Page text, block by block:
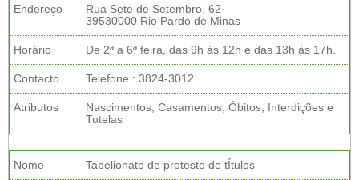
Endereço
Rua Sete de Setembro, 62
39530000 Rio Pardo de Minas
Horário De 2ª a 6ª feira, das 9h às 12h e das 13h às 17h.
Contacto Telefone : 3824-3012
Atributos
Nascimentos, Casamentos, Óbitos, Interdições e
Tutelas
Nome Tabelionato de protesto de tÍtulos